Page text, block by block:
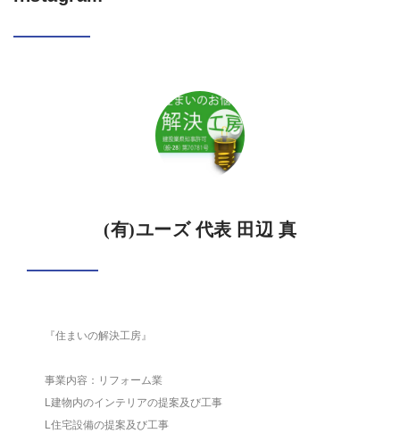
(有)ユーズ 代表 田辺 真
『住まいの解決工房』
事業内容：リフォーム業
L建物内のインテリアの提案及び工事
L住宅設備の提案及び工事